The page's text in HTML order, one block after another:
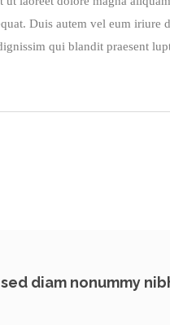
Duis autem vel eum iriure
qui blandit praesent
diam nonummy